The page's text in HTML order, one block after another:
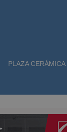
PLAZA CERÁMICA